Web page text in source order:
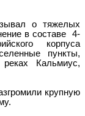
о тяжелых
в составе 4-
корпуса
пункты,
Кальмиус,
крупную